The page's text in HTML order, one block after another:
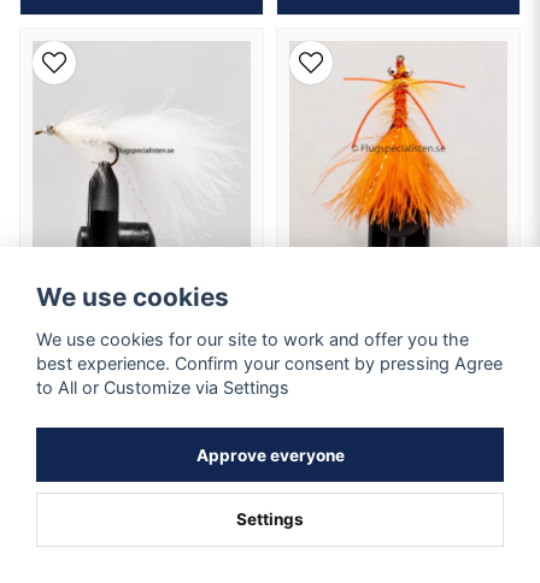
Dog Nobbler White
Hook size 6,8
1,09 EUR
Dog Nobbler
614
Hook size 8
In stock
We use cookies
We use cookies for our site to work and offer you the
best experience. Confirm your consent by pressing Agree
to All or Customize via Settings
Approve everyone
Settings